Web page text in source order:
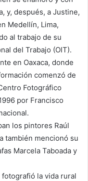
y, después, a Justine,
Medellín, Lima,
al trabajo de su
del Trabajo (OIT).
en Oaxaca, donde
comenzó de
Fotográfico
por Francisco
los pintores Raúl
también mencionó su
Marcela Taboada y
la vida rural